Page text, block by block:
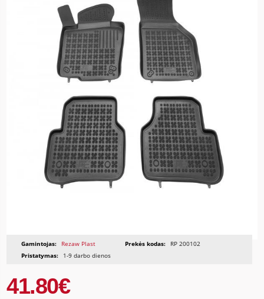
Gamintojas: Rezaw Plast Prekės kodas:
RP 200102
Pristatymas:
1-9 darbo dienos
41.80€